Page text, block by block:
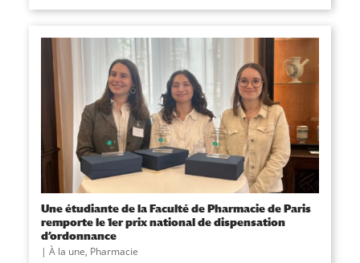
Une étudiante de la Faculté de Pharmacie de Paris
remporte le 1er prix national de dispensation
d’ordonnance
À la une, Pharmacie